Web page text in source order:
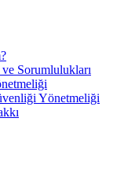
ve Sorumlulukları
Yönetmeliği